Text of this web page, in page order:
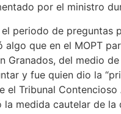
por el ministro
el periodo de preguntas
algo que en el MOPT
Granados, del medio
y fue quien dio la
el Tribunal
la medida cautelar de